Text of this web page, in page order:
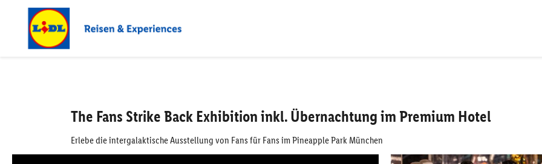
The Fans Strike Back Exhibition inkl. Übernachtung im Premium Hotel
Erlebe die intergalaktische Ausstellung von Fans für Fans im Pineapple Park München